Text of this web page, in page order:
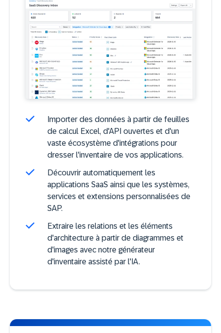
Importer des données à partir de feuilles
de calcul Excel, d'API ouvertes et d'un
vaste écosystème d'intégrations pour
dresser l'inventaire de vos applications.
Découvrir automatiquement les
applications SaaS ainsi que les systèmes,
services et extensions personnalisées de
SAP.
Extraire les relations et les éléments
d'architecture à partir de diagrammes et
d'images avec notre générateur
d'inventaire assisté par l'IA.